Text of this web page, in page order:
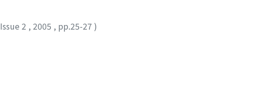
Issue 2 , 2005 , pp.25-27 )